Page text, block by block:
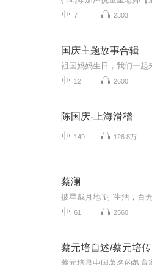
7 2303
国庆主题故事合辑
12 2600
陈国庆-上海滑稽
149 126.8万
蔡澜
61 2560
蔡元培自述/蔡元培传